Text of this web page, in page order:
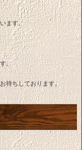
ます。
。
待ちしております。